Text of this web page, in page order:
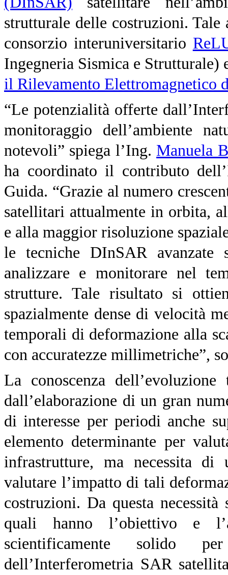
strutturale delle costruzioni.
consorzio interuniversitario
Ingegneria Sismica e
il Rilevamento Elettromagnetico
“Le potenzialità offerte
monitoraggio dell’ambiente
notevoli” spiega l’Ing. Manuela
ha coordinato il contributo
Guida. “Grazie al numero
satellitari attualmente in orbita,
e alla maggior risoluzione
le tecniche DInSAR avanzate
analizzare e monitorare nel
strutture. Tale risultato si
spazialmente dense di velocità
temporali di deformazione alla
con accuratezze millimetriche”,
La conoscenza
dall’elaborazione di un gran
di interesse per periodi anche
elemento determinante per
infrastrutture, ma necessita di
valutare l’impatto di tali
costruzioni. Da questa
quali hanno l’obiettivo e
scientificamente solido
dell’Interferometria SAR